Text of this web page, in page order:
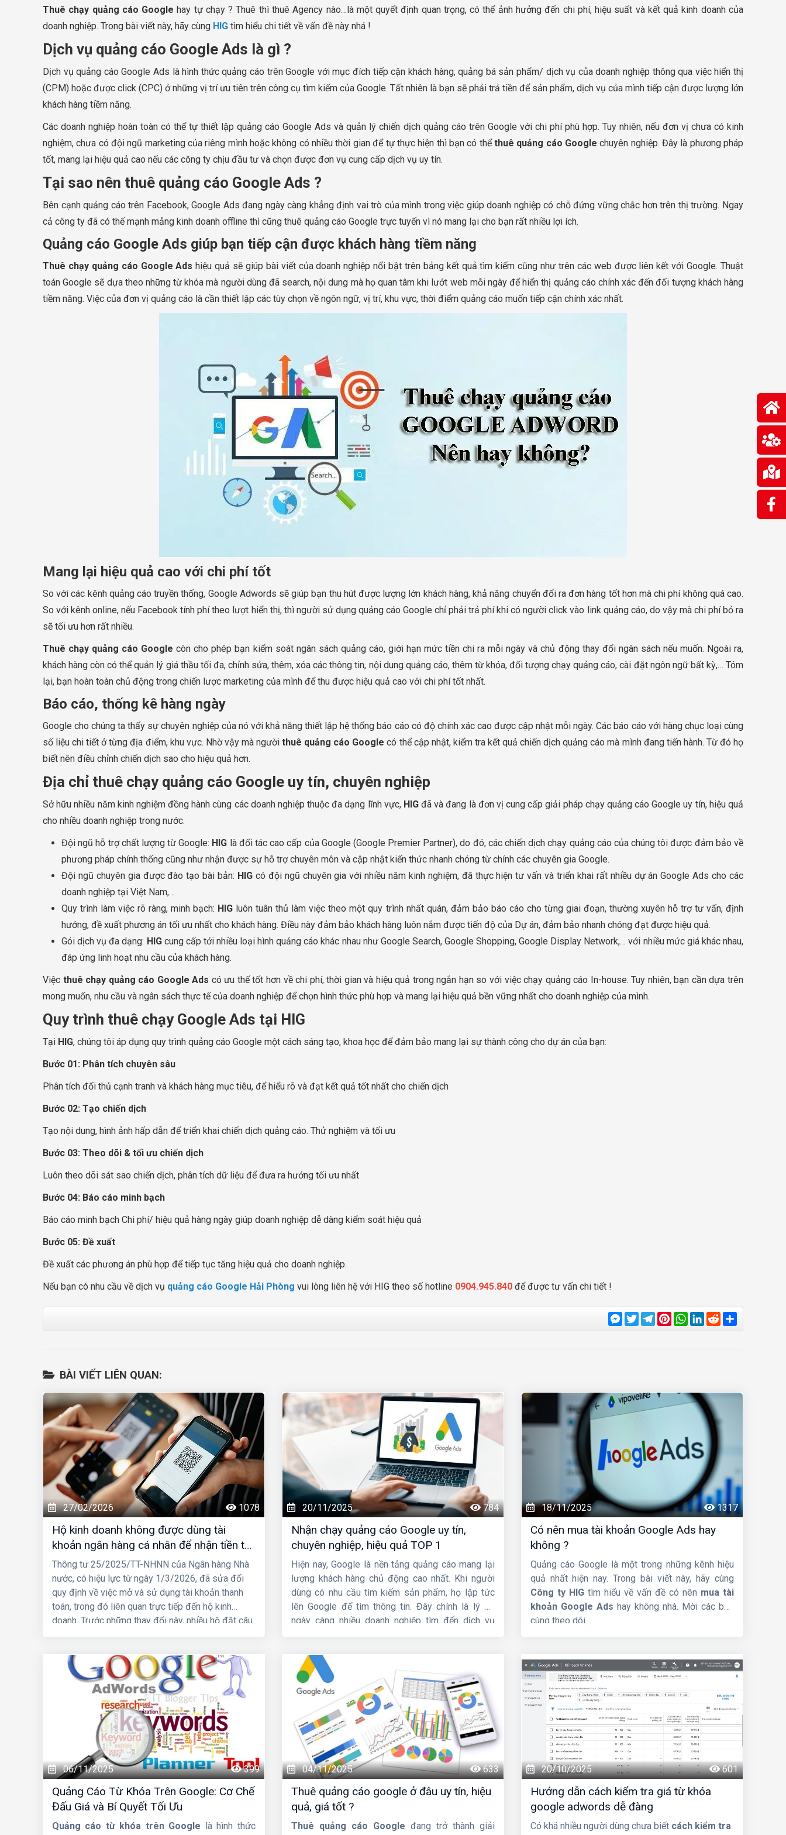
Thuê chạy quảng cáo Google hay tự chạy ? Thuê thì thuê Agency nào…là một quyết định quan trọng, có thể ảnh hưởng đến chi phí, hiệu suất và kết quả kinh doanh của
doanh nghiệp. Trong bài viết này, hãy cùng HIG tìm hiểu chi tiết về vấn đề này nhá !
Dịch vụ quảng cáo Google Ads là gì ?
Dịch vụ quảng cáo Google Ads là hình thức quảng cáo trên Google với mục đích tiếp cận khách hàng, quảng bá sản phẩm/ dịch vụ của doanh nghiệp thông qua việc hiển thị
(CPM) hoặc được click (CPC) ở những vị trí ưu tiên trên công cụ tìm kiếm của Google. Tất nhiên là bạn sẽ phải trả tiền để sản phẩm, dịch vụ của mình tiếp cận được lượng lớn
khách hàng tiềm năng.
Các doanh nghiệp hoàn toàn có thể tự thiết lập quảng cáo Google Ads và quản lý chiến dịch quảng cáo trên Google với chi phí phù hợp. Tuy nhiên, nếu đơn vị chưa có kinh
nghiệm, chưa có đội ngũ marketing của riêng mình hoặc không có nhiều thời gian để tự thực hiện thì bạn có thểthuê quảng cáo Google chuyên nghiệp. Đây là phương pháp
tốt, mang lại hiệu quả cao nếu các công ty chịu đầu tư và chọn được đơn vụ cung cấp dịch vụ uy tín.
Tại sao nên thuê quảng cáo Google Ads ?
Bên cạnh quảng cáo trên Facebook, Google Ads đang ngày càng khẳng định vai trò của mình trong việc giúp doanh nghiệp có chỗ đứng vững chắc hơn trên thị trường. Ngay
cả công ty đã có thế mạnh mảng kinh doanh offline thì cũng thuê quảng cáo Google trực tuyến vì nó mang lại cho bạn rất nhiều lợi ích.
Quảng cáo Google Ads giúp bạn tiếp cận được khách hàng tiềm năng
Thuê chạy quảng cáo Google Ads hiệu quả sẽ giúp bài viết của doanh nghiệp nổi bật trên bảng kết quả tìm kiếm cũng như trên các web được liên kết với Google. Thuật
toán Google sẽ dựa theo những từ khóa mà người dùng đã search, nội dung mà họ quan tâm khi lướt web mỗi ngày để hiển thị quảng cáo chính xác đến đối tượng khách hàng
tiềm năng. Việc của đơn vị quảng cáo là cần thiết lập các tùy chọn về ngôn ngữ, vị trí, khu vực, thời điểm quảng cáo muốn tiếp cận chính xác nhất.
Mang lại hiệu quả cao với chi phí tốt
So với các kênh quảng cáo truyền thống, Google Adwords sẽ giúp bạn thu hút được lượng lớn khách hàng, khả năng chuyển đổi ra đơn hàng tốt hơn mà chi phí không quá cao.
So với kênh online, nếu Facebook tính phí theo lượt hiển thị, thì người sử dụng quảng cáo Google chỉ phải trả phí khi có người click vào link quảng cáo, do vậy mà chi phí bỏ ra
sẽ tối ưu hơn rất nhiều.
Thuê chạy quảng cáo Google còn cho phép bạn kiểm soát ngân sách quảng cáo, giới hạn mức tiền chi ra mỗi ngày và chủ động thay đổi ngân sách nếu muốn. Ngoài ra,
khách hàng còn có thể quản lý giá thầu tối đa, chỉnh sửa, thêm, xóa các thông tin, nội dung quảng cáo, thêm từ khóa, đối tượng chạy quảng cáo, cài đặt ngôn ngữ bất kỳ,… Tóm
lại, bạn hoàn toàn chủ động trong chiến lược marketing của mình để thu được hiệu quả cao với chi phí tốt nhất.
Báo cáo, thống kê hàng ngày
Google cho chúng ta thấy sự chuyên nghiệp của nó với khả năng thiết lập hệ thống báo cáo có độ chính xác cao được cập nhật mỗi ngày. Các báo cáo với hàng chục loại cùng
số liệu chi tiết ở từng địa điểm, khu vực. Nhờ vậy mà ngườithuê quảng cáo Google có thể cập nhật, kiểm tra kết quả chiến dịch quảng cáo mà mình đang tiến hành. Từ đó họ
biết nên điều chỉnh chiến dịch sao cho hiệu quả hơn.
Địa chỉ thuê chạy quảng cáo Google uy tín, chuyên nghiệp
Sở hữu nhiều năm kinh nghiệm đồng hành cùng các doanh nghiệp thuộc đa dạng lĩnh vực, HIGđã và đang là đơn vị cung cấp giải pháp chạy quảng cáo Google uy tín, hiệu quả
cho nhiều doanh nghiệp trong nước.
Đội ngũ hỗ trợ chất lượng từ Google: HIG là đối tác cao cấp của Google (Google Premier Partner), do đó, các chiến dịch chạy quảng cáo của chúng tôi được đảm bảo về
phương pháp chính thống cũng như nhận được sự hỗ trợ chuyên môn và cập nhật kiến thức nhanh chóng từ chính các chuyên gia Google.
Đội ngũ chuyên gia được đào tạo bài bản: HIGcó đội ngũ chuyên gia với nhiều năm kinh nghiệm, đã thực hiện tư vấn và triển khai rất nhiều dự án Google Ads cho các
doanh nghiệp tại Việt Nam,…
Quy trình làm việc rõ ràng, minh bạch: HIG luôn tuân thủ làm việc theo một quy trình nhất quán, đảm bảo báo cáo cho từng giai đoạn, thường xuyên hỗ trợ tư vấn, định
hướng, đề xuất phương án tối ưu nhất cho khách hàng. Điều này đảm bảo khách hàng luôn nắm được tiến độ của Dự án, đảm bảo nhanh chóng đạt được hiệu quả.
Gói dịch vụ đa dạng: HIGcung cấp tới nhiều loại hình quảng cáo khác nhau như Google Search, Google Shopping, Google Display Network,… với nhiều mức giá khác nhau,
đáp ứng linh hoạt nhu cầu của khách hàng.
Việc thuê chạy quảng cáo Google Ads có ưu thế tốt hơn về chi phí, thời gian và hiệu quả trong ngắn hạn so với việc chạy quảng cáo In-house. Tuy nhiên, bạn cần dựa trên
mong muốn, nhu cầu và ngân sách thực tế của doanh nghiệp để chọn hình thức phù hợp và mang lại hiệu quả bền vững nhất cho doanh nghiệp của mình.
Quy trình thuê chạy Google Ads tại HIG
Tại HIG, chúng tôi áp dụng quy trình quảng cáo Google một cách sáng tạo, khoa học để đảm bảo mang lại sự thành công cho dự án của bạn:
Bước 01: Phân tích chuyên sâu
Phân tích đối thủ cạnh tranh và khách hàng mục tiêu, để hiểu rõ và đạt kết quả tốt nhất cho chiến dịch
Bước 02: Tạo chiến dịch
Tạo nội dung, hình ảnh hấp dẫn để triển khai chiến dịch quảng cáo. Thử nghiệm và tối ưu
Bước 03: Theo dõi & tối ưu chiến dịch
Luôn theo dõi sát sao chiến dịch, phân tích dữ liệu để đưa ra hướng tối ưu nhất
Bước 04: Báo cáo minh bạch
Báo cáo minh bạch Chi phí/ hiệu quả hàng ngày giúp doanh nghiệp dễ dàng kiểm soát hiệu quả
Bước 05: Đề xuất
Đề xuất các phương án phù hợp để tiếp tục tăng hiệu quả cho doanh nghiệp.
Nếu bạn có nhu cầu về dịch vụ quảng cáo Google Hải Phòng vui lòng liên hệ với HIG theo số hotline 0904.945.840 để được tư vấn chi tiết !
Messenger
TwitterTelegram
Pinterest
WhatsApp
LinkedIn
Reddit
BÀI VIẾT LIÊN QUAN:
27/02/2026 1078
Hộ kinh doanh không được dùng tài
khoản ngân hàng cá nhân để nhận tiền từ
01/03/2026
Thông tư 25/2025/TT-NHNN của Ngân hàng Nhà
nước, có hiệu lực từ ngày 1/3/2026, đã sửa đổi
quy định về việc mở và sử dụng tài khoản thanh
toán, trong đó liên quan trực tiếp đến hộ kinh
doanh. Trước những thay đổi này, nhiều hộ đặt câu
hộ kinh doanh nào phải mở tài khoản riêng để
phục vụ hoạt động sản xuất, kinh doanh.
20/11/2025 784
Nhận chạy quảng cáo Google uy tín,
chuyên nghiệp, hiệu quả TOP 1
Hiện nay, Google là nền tảng quảng cáo mang lại
lượng khách hàng chủ động cao nhất. Khi người
dùng có nhu cầu tìm kiếm sản phẩm, họ lập tức
lên Google để tìm thông tin. Đây chính là lý do
ngày càng nhiều doanh nghiệp tìm đến dịch vụ
18/11/2025 1317
Có nên mua tài khoản Google Ads hay
không ?
Quảng cáo Google là một trong những kênh hiệu
quả nhất hiện nay. Trong bài viết này, hãy cùng
Công ty HIGtìm hiểu về vấn đề có nên mua tài
khoản Google Ads hay không nhá. Mời các bạn
cùng theo dõi.
06/11/2025 399
Quảng Cáo Từ Khóa Trên Google: Cơ Chế
Đấu Giá và Bí Quyết Tối Ưu
Quảng cáo từ khóa trên Google là hình thức
04/11/2025 633
Thuê quảng cáo google ở đâu uy tín, hiệu
quả, giá tốt ?
Thuê quảng cáo Google đang trở thành giải
20/10/2025 601
Hướng dẫn cách kiểm tra giá từ khóa
google adwords dễ đàng
Có khá nhiều người dùng chưa biết cách kiểm tra